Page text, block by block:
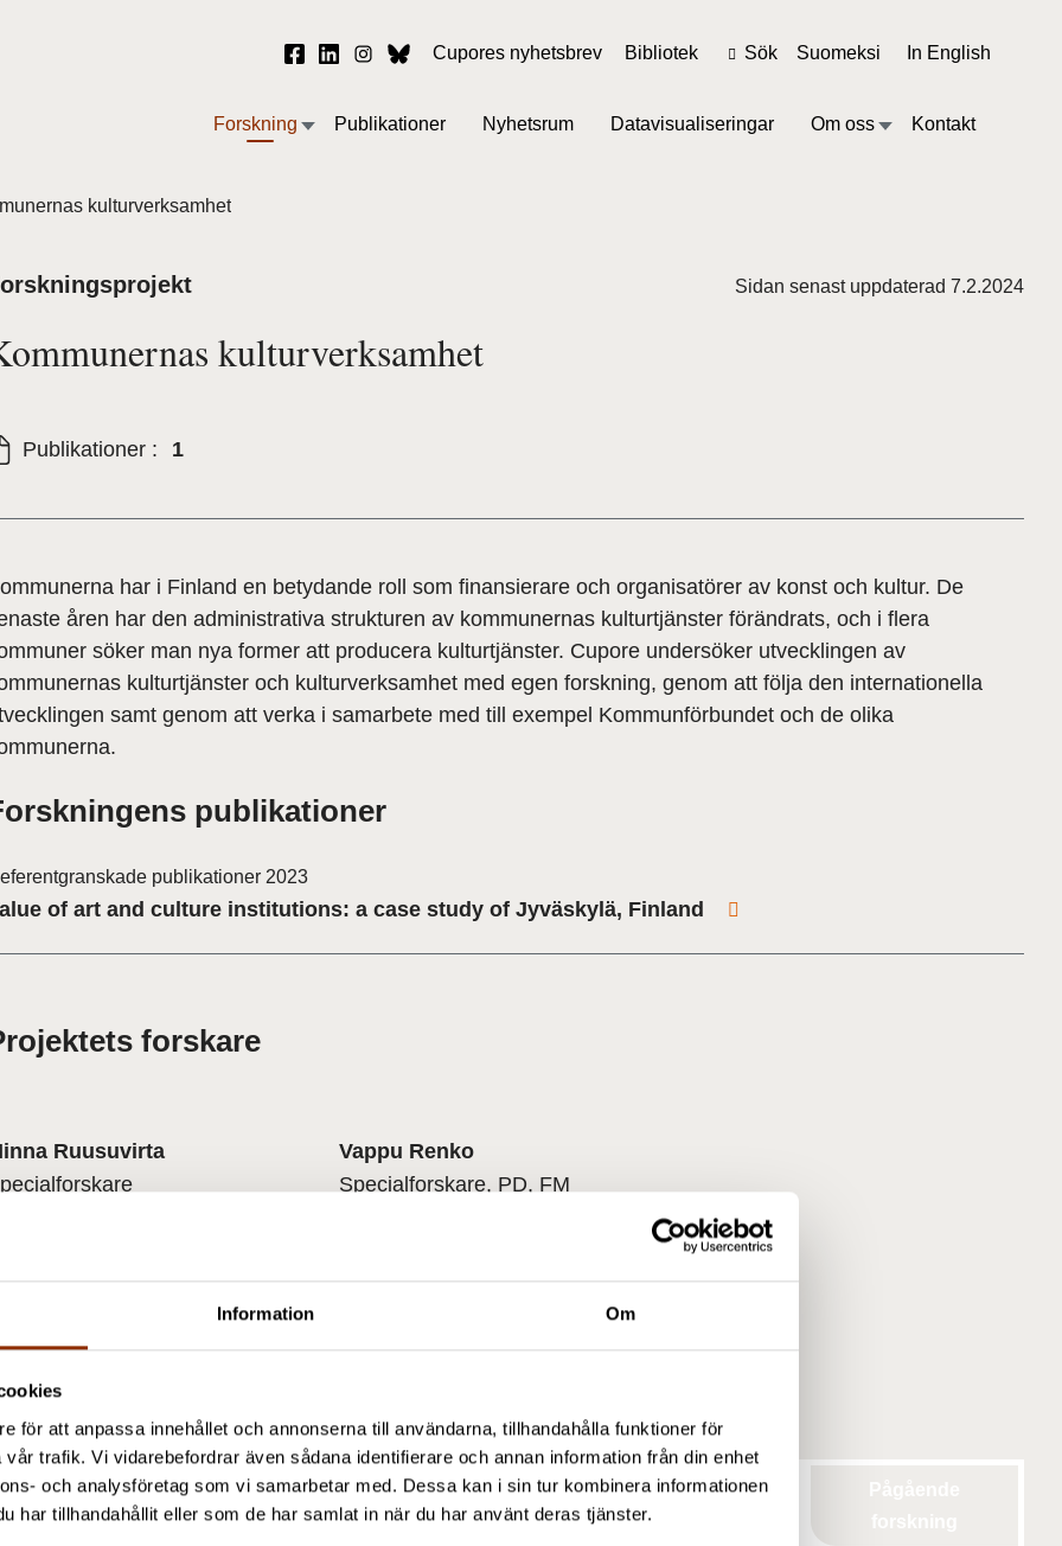
Information Om
för att anpassa innehållet och annonserna till användarna, tillhandahålla funktioner för
trafik. Vi vidarebefordrar även sådana identifierare och annan information från din enhet
och analysföretag som vi samarbetar med. Dessa kan i sin tur kombinera informationen
har tillhandahållit eller som de har samlat in när du har använt deras tjänster.
Cupores nyhetsbrev Bibliotek Sök Suomeksi In English
Forskning Publikationer Nyhetsrum Datavisualiseringar Om oss Kontakt
kulturverksamhet
Sidan senast uppdaterad 7.2.2024
kulturverksamhet
Publikationer : 1
har i Finland en betydande roll som finansierare och organisatörer av konst och kultur. De
åren har den administrativa strukturen av kommunernas kulturtjänster förändrats, och i flera
söker man nya former att producera kulturtjänster. Cupore undersöker utvecklingen av
kulturtjänster och kulturverksamhet med egen forskning, genom att följa den internationella
samt genom att verka i samarbete med till exempel Kommunförbundet och de olika
publikationer
publikationer 2023
of art and culture institutions: a case study of Jyväskylä, Finland
forskare
Ruusuvirta
Vappu Renko
Specialforskare, PD, FM
de här projekten kan vara av intresse
2021 Kommuner och regioner